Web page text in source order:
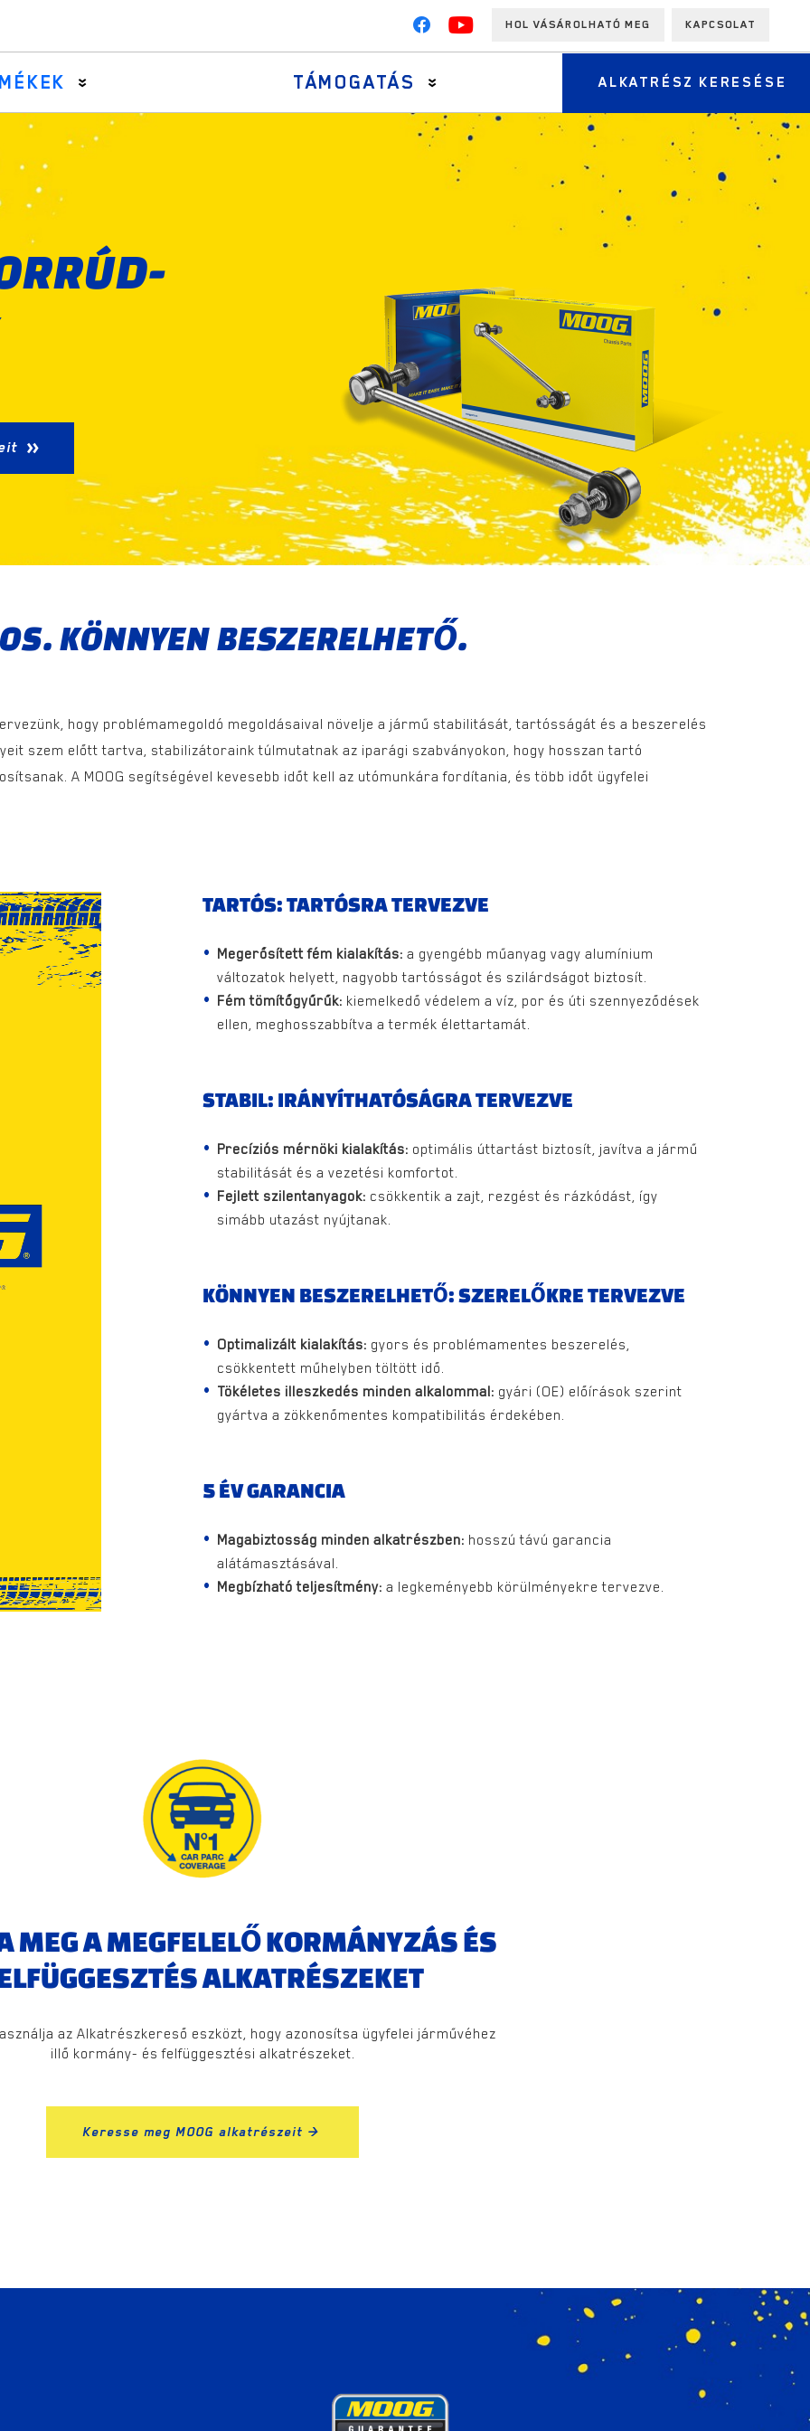
HOL VÁSÁROLHATÓ MEG KAPCSOLAT
Axial rudak
Kormányösszekötő rudak és középső karok
Kormánymű gumiharang készletek
Kormányösszekötő rudazatok
TÁMOGATÁS ALKATRÉSZ KERESÉSE
KÖNNYEN BESZERELHETŐ.
hogy problémamegoldó megoldásaival növelje a jármű stabilitását, tartósságát és a beszerelés
szem előtt tartva, stabilizátoraink túlmutatnak az iparági szabványokon, hogy hosszan tartó
A MOOG segítségével kevesebb időt kell az utómunkára fordítania, és több időt ügyfelei
TARTÓS: TARTÓSRA TERVEZVE
Megerősített fém kialakítás: a gyengébb műanyag vagy alumínium
változatok helyett, nagyobb tartósságot és szilárdságot biztosít.
Fém tömítőgyűrűk: kiemelkedő védelem a víz, por és úti szennyeződések
ellen, meghosszabbítva a termék élettartamát.
STABIL: IRÁNYÍTHATÓSÁGRA TERVEZVE
Precíziós mérnöki kialakítás: optimális úttartást biztosít, javítva a jármű
stabilitását és a vezetési komfortot.
Fejlett szilentanyagok: csökkentik a zajt, rezgést és rázkódást, így
simább utazást nyújtanak.
KÖNNYEN BESZERELHETŐ: SZERELŐKRE TERVEZVE
Optimalizált kialakítás: gyors és problémamentes beszerelés,
csökkentett műhelyben töltött idő.
Tökéletes illeszkedés minden alkalommal: gyári (OE) előírások szerint
gyártva a zökkenőmentes kompatibilitás érdekében.
5 ÉV GARANCIA
Magabiztosság minden alkatrészben: hosszú távú garancia
alátámasztásával.
Megbízható teljesítmény: a legkeményebb körülményekre tervezve.
MEG A MEGFELELŐ KORMÁNYZÁS ÉS
ALKATRÉSZEKET
az Alkatrészkereső eszközt, hogy azonosítsa ügyfelei járművéhez
illő kormány- és felfüggesztési alkatrészeket.
Keresse meg MOOG alkatrészeit >